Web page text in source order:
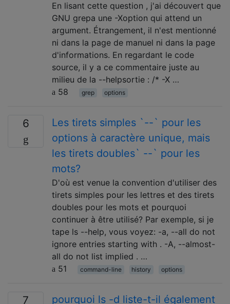
En lisant cette question , j'ai découvert que
GNU grepa une -Xoption qui attend un
argument. Étrangement, il n'est mentionné
ni dans la page de manuel ni dans la page
d'informations. En regardant le code
source, il y a ce commentaire juste au
milieu de la --helpsortie : /* -X …
58
grep options
6
Les tirets simples `--` pour les
options à caractère unique, mais
les tirets doubles` --` pour les
mots?
D'où est venue la convention d'utiliser des
tirets simples pour les lettres et des tirets
doubles pour les mots et pourquoi
continuer à être utilisé? Par exemple, si je
tape ls --help, vous voyez: -a, --all do not
ignore entries starting with . -A, --almost-
all do not list implied . …
51
command-line history options
7
pourquoi ls -d liste-t-il également